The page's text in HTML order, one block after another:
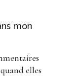
mon
elles